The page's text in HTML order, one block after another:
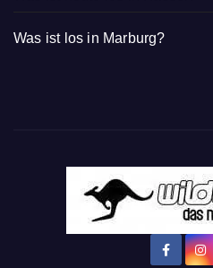
Was ist los in Marburg?